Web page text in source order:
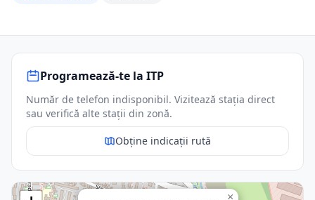
Programează-te la ITP
Număr de telefon indisponibil. Vizitează stația direct
sau verifică alte stații din zonă.
Obține indicații rută
×